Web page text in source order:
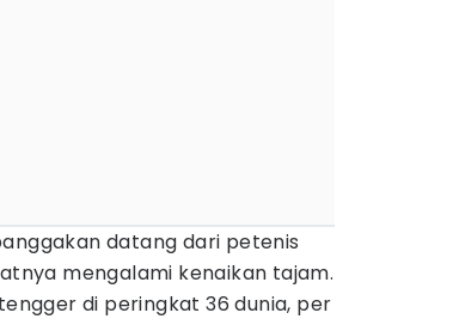
datang dari petenis
mengalami kenaikan tajam.
di peringkat 36 dunia, per